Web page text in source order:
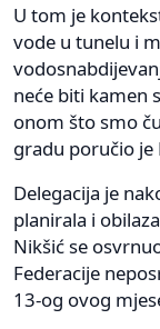
U tom je
vode u tunelu i
neće biti kamen
onom što smo
gradu poručio je
Delegacija je
planirala i
Nikšić se
Federacije
13-og ovog